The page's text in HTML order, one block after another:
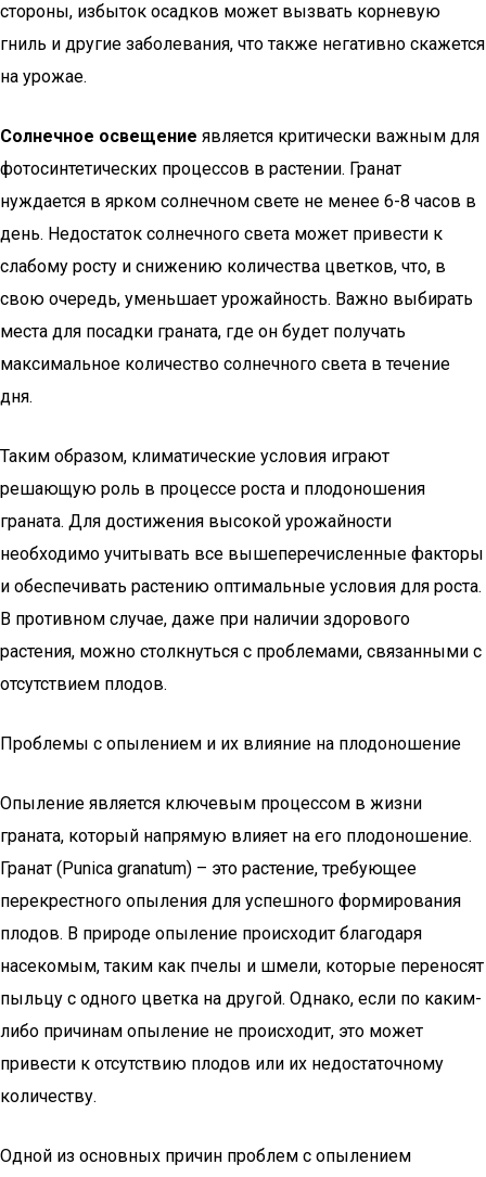
стороны, избыток осадков может вызвать корневую
гниль и другие заболевания, что также негативно скажется
на урожае.
Солнечное освещение является критически важным для
фотосинтетических процессов в растении. Гранат
нуждается в ярком солнечном свете не менее 6-8 часов в
день. Недостаток солнечного света может привести к
слабому росту и снижению количества цветков, что, в
свою очередь, уменьшает урожайность. Важно выбирать
места для посадки граната, где он будет получать
максимальное количество солнечного света в течение
дня.
Таким образом, климатические условия играют
решающую роль в процессе роста и плодоношения
граната. Для достижения высокой урожайности
необходимо учитывать все вышеперечисленные факторы
и обеспечивать растению оптимальные условия для роста.
В противном случае, даже при наличии здорового
растения, можно столкнуться с проблемами, связанными с
отсутствием плодов.
Проблемы с опылением и их влияние на плодоношение
Опыление является ключевым процессом в жизни
граната, который напрямую влияет на его плодоношение.
Гранат (Punica granatum) – это растение, требующее
перекрестного опыления для успешного формирования
плодов. В природе опыление происходит благодаря
насекомым, таким как пчелы и шмели, которые переносят
пыльцу с одного цветка на другой. Однако, если по каким-
либо причинам опыление не происходит, это может
привести к отсутствию плодов или их недостаточному
количеству.
Одной из основных причин проблем с опылением